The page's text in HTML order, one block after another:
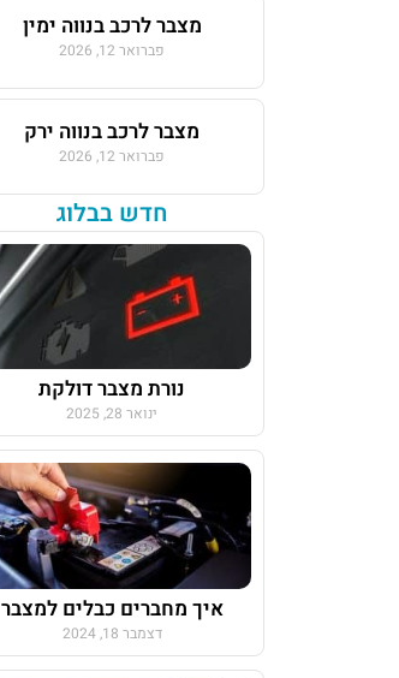
מצבר לרכב בנווה ימין
פברואר 12, 2026
מצבר לרכב בנווה ירק
פברואר 12, 2026
חדש בבלוג
נורת מצבר דולקת
ינואר 28, 2025
איך מחברים כבלים למצבר
דצמבר 18, 2024